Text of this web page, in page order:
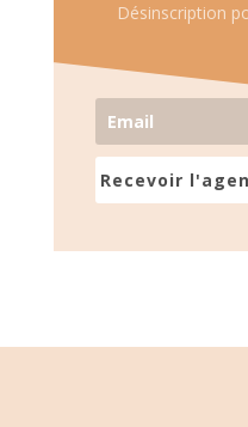
Désinscription
Recevoir